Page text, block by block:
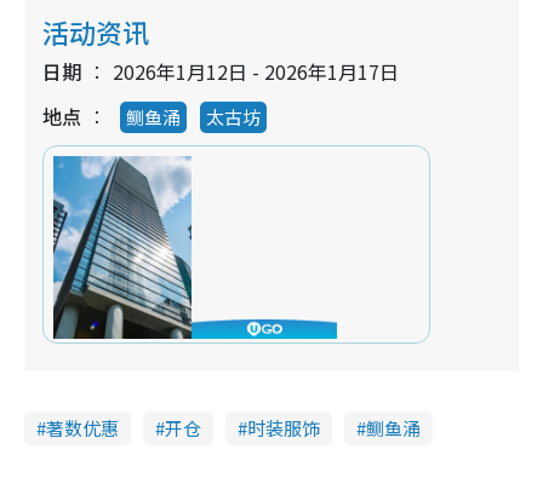
活动资讯
日期
2026年1月12日 - 2026年1月17日
地点
鲗鱼涌 太古坊
著数优惠 开仓 时装服饰 鲗鱼涌